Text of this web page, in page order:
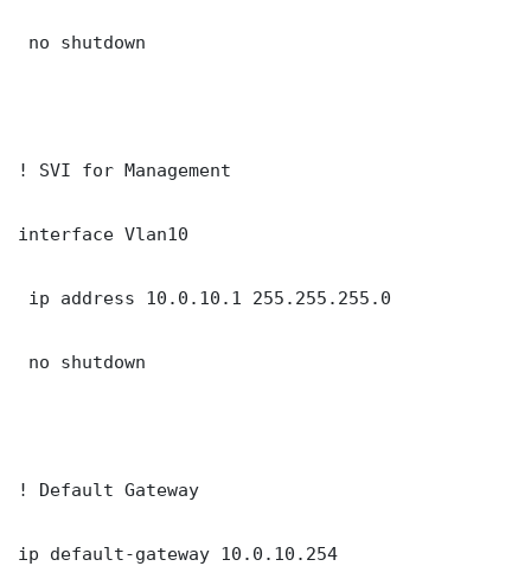
no shutdown
! SVI for Management
interface Vlan10
ip address 10.0.10.1 255.255.255.0
no shutdown
! Default Gateway
ip default-gateway 10.0.10.254